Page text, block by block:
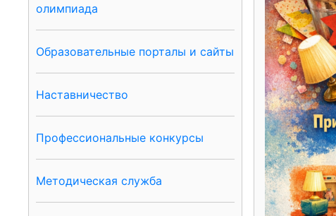
олимпиада
Образовательные порталы и сайты
Наставничество
Профессиональные конкурсы
Методическая служба